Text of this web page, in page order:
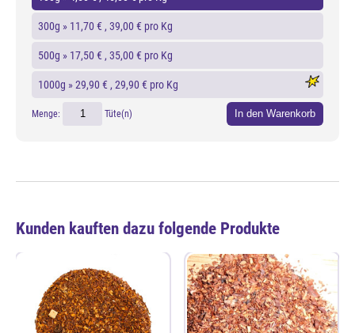
300g » 11,70 € , 39,00 € pro Kg
500g » 17,50 € , 35,00 € pro Kg
1000g »29,90 € , 29,90 € pro Kg
Menge: Tüte(n) In den Warenkorb
Kunden kauften dazu folgende Produkte